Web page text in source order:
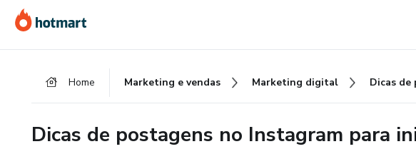
para
o
para
o
para
o
Home Marketing e vendas Marketing digital
Dicas de postagens no Instagram para